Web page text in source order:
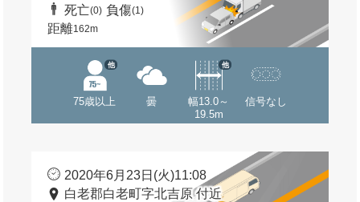
死亡(0) 負傷(1)
距離162m
75歳以上
他
曇
幅13.0～
19.5m
他
信号なし
2020年6月23日(火)11:08
白老郡白老町字北吉原 付近